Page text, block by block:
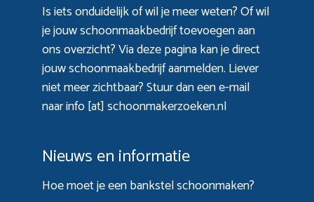
Is iets onduidelijk of wil je meer weten? Of wil
je jouw schoonmaakbedrijf toevoegen aan
ons overzicht? Viadeze paginakan je direct
jouw schoonmaakbedrijf aanmelden. Liever
niet meer zichtbaar? Stuur dan een e-mail
naar info [at] schoonmakerzoeken.nl
Nieuws en informatie
Hoe moet je een bankstel schoonmaken?